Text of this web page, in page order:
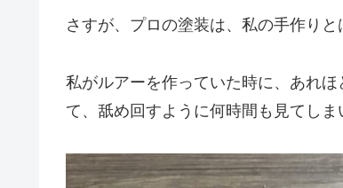
さすが、プロの塗装は、私の手作り
私がルアーを作っていた時に、あれ
て、舐め回すように何時間も見てし